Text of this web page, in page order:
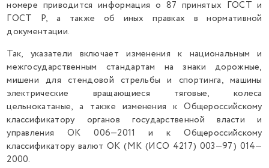
номере приводится информация о 87 принятых ГОСТ и
ГОСТ Р, а также об иных правках в нормативной
документации.
Так, указатели включает изменения к национальным и
межгосударственным стандартам на знаки дорожные,
мишени для стендовой стрельбы и спортинга, машины
электрические вращающиеся тяговые, колеса
цельнокатаные, а также изменения к Общероссийскому
классификатору органов государственной власти и
управления ОК 006—2011 и к Общероссийскому
классификатору валют ОК (МК (ИСО 4217) 003—97) 014—
2000.